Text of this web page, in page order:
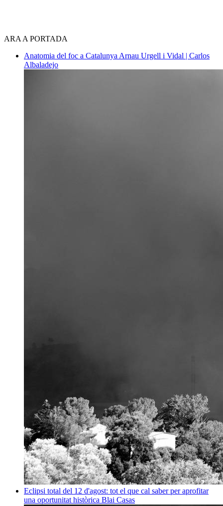
ARA A PORTADA
Anatomia del foc a Catalunya Arnau Urgell i Vidal | Carlos
Albaladejo
Eclipsi total del 12 d'agost: tot el que cal saber per aprofitar
una oportunitat històrica Blai Casas